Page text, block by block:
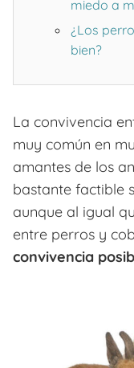
miedo a
¿Los
bien?
La convivencia
muy común en
amantes de los
bastante factible
aunque al igual
entre perros y
convivencia